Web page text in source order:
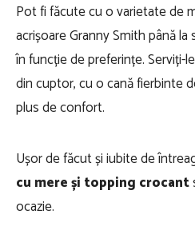
Pot fi făcute cu o varietate de
acrișoare Granny Smith până la
în funcție de preferințe. Serviți-
din cuptor, cu o cană fierbinte
plus de confort.
Ușor de făcut și iubite de
cu mere și topping crocant
ocazie.